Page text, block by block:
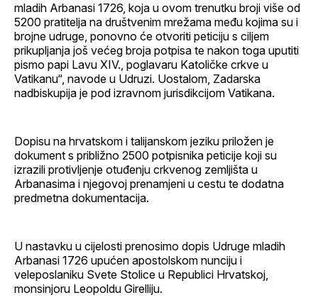
mladih Arbanasi 1726, koja u ovom trenutku broji više od
5200 pratitelja na društvenim mrežama među kojima su i
brojne udruge, ponovno će otvoriti peticiju s ciljem
prikupljanja još većeg broja potpisa te nakon toga uputiti
pismo papi Lavu XIV., poglavaru Katoličke crkve u
Vatikanu“, navode u Udruzi. Uostalom, Zadarska
nadbiskupija je pod izravnom jurisdikcijom Vatikana.
Dopisu na hrvatskom i talijanskom jeziku priložen je
dokument s približno 2500 potpisnika peticije koji su
izrazili protivljenje otuđenju crkvenog zemljišta u
Arbanasima i njegovoj prenamjeni u cestu te dodatna
predmetna dokumentacija.
U nastavku u cijelosti prenosimo dopis Udruge mladih
Arbanasi 1726 upućen apostolskom nunciju i
veleposlaniku Svete Stolice u Republici Hrvatskoj,
monsinjoru Leopoldu Girelliju.